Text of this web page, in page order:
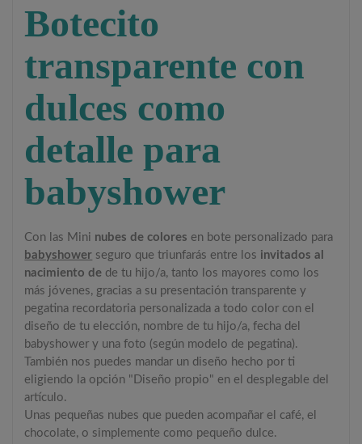
Botecito
transparente con
dulces como
detalle para
babyshower
Con las Mini nubes de colores en bote personalizado para
babyshower seguro que triunfarás entre los invitados al
nacimiento de de tu hijo/a, tanto los mayores como los
más jóvenes, gracias a su presentación transparente y
pegatina recordatoria personalizada a todo color con el
diseño de tu elección, nombre de tu hijo/a, fecha del
babyshower y una foto (según modelo de pegatina).
También nos puedes mandar un diseño hecho por ti
eligiendo la opción "Diseño propio" en el desplegable del
artículo.
Unas pequeñas nubes que pueden acompañar el café, el
chocolate, o simplemente como pequeño dulce.